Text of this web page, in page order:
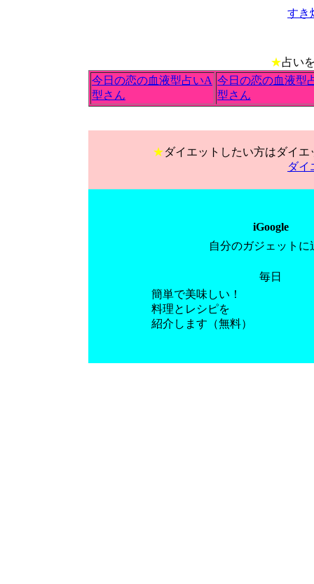
すき
★占い
今日の恋の血液型占いA
型さん
今日の恋の血液型
型さん
★ダイエットしたい方はダイ
ダイ
iGoogle
自分のガジェットに
毎日
簡単で美味しい！
料理とレシピを
紹介します（無料）